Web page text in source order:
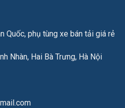
Quốc, phụ tùng xe bán tải giá rẻ
Nhàn, Hai Bà Trưng, Hà Nội